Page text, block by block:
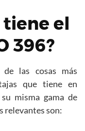
tiene el
396?
las cosas más
que tiene en
misma gama de
relevantes son: